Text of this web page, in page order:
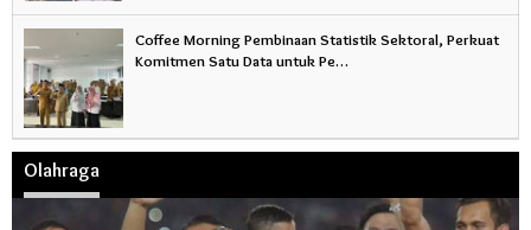
Coffee Morning Pembinaan Statistik Sektoral, Perkuat
Komitmen Satu Data untuk Pe…
Olahraga